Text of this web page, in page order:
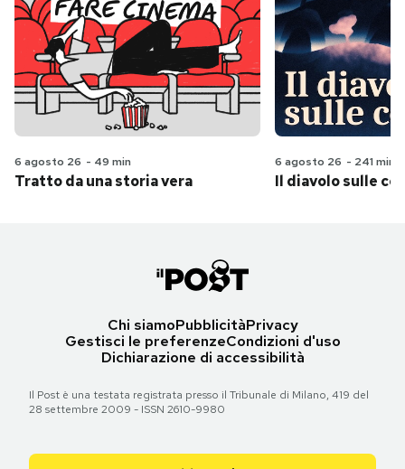
6 agosto 26 - 49 min
Tratto da una storia vera
6 agosto 26 - 241 min
Il diavolo sulle
Chi siamoPubblicitàPrivacy
Gestisci le preferenzeCondizioni d'uso
Dichiarazione di accessibilità
Il Post è una testata registrata presso il Tribunale di Milano, 419 del
28 settembre 2009 - ISSN 2610-9980